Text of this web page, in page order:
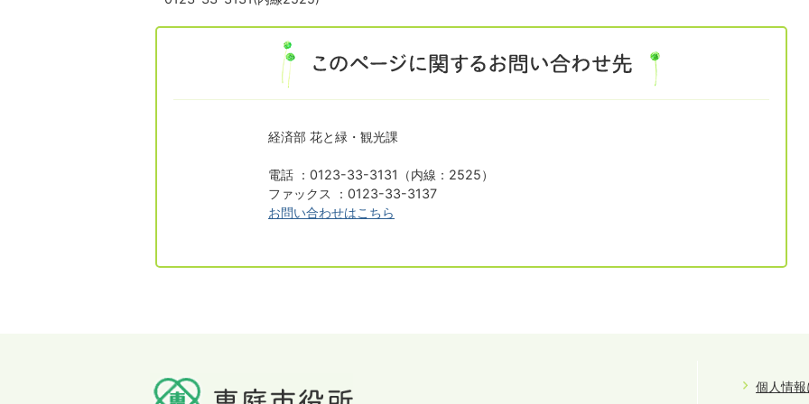
経済部 花と緑・観光課
電話 ：0123-33-3131（内線：2525）
ファックス ：0123-33-3137
お問い合わせはこちら
個人情